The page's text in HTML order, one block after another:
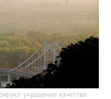
ухудшение качества